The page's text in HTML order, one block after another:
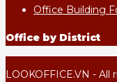
Office Building
Office by District
LOOKOFFICE.VN - All